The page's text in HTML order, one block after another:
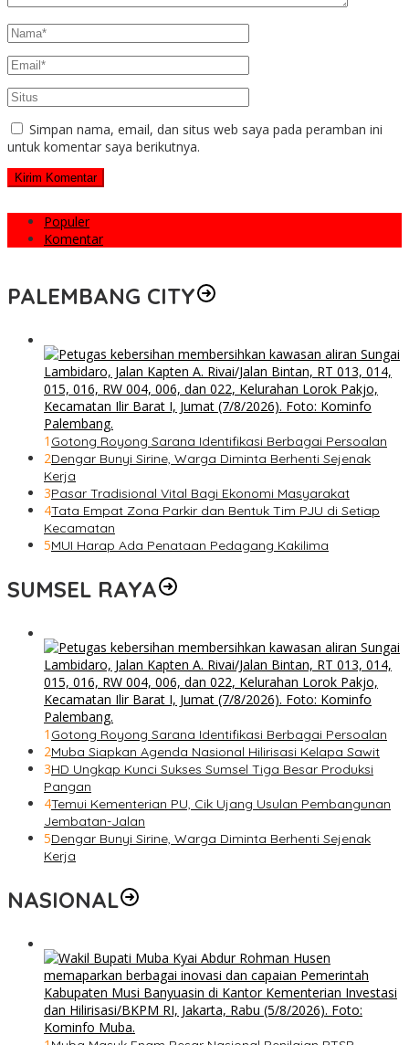
Simpan nama, email, dan situs web saya pada peramban ini
untuk komentar saya berikutnya.
Populer
Komentar
PALEMBANG CITY
1 Gotong Royong Sarana Identifikasi Berbagai Persoalan
2Dengar Bunyi Sirine, Warga Diminta Berhenti Sejenak
Kerja
3Pasar Tradisional Vital Bagi Ekonomi Masyarakat
4Tata Empat Zona Parkir dan Bentuk Tim PJU di Setiap
Kecamatan
5MUI Harap Ada Penataan Pedagang Kakilima
SUMSEL RAYA
1 Gotong Royong Sarana Identifikasi Berbagai Persoalan
2Muba Siapkan Agenda Nasional Hilirisasi Kelapa Sawit
3HD Ungkap Kunci Sukses Sumsel Tiga Besar Produksi
Pangan
4Temui Kementerian PU, Cik Ujang Usulan Pembangunan
Jembatan-Jalan
5Dengar Bunyi Sirine, Warga Diminta Berhenti Sejenak
Kerja
NASIONAL